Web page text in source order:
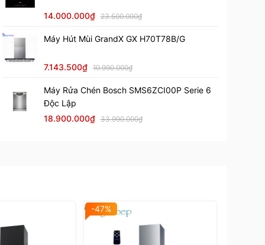
14.000.000₫ 23.500.000₫
Máy Hút Mùi GrandX GX H70T78B/G
7.143.500₫ 10.990.000₫
Máy Rửa Chén Bosch SMS6ZCI00P Serie 6
Độc Lập
18.900.000₫ 33.990.000₫
-47%